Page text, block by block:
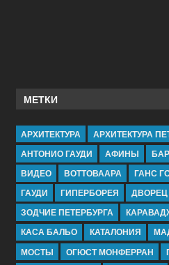
МЕТКИ
АРХИТЕКТУРА
АРХИТЕКТУРА
АНТОНИО ГАУДИ
АФИНЫ
ВИДЕО
ВОТТОВААРА
ГАНС
ГАУДИ
ГИПЕРБОРЕЯ ДВОРЕЦ
ЗОДЧИЕ ПЕТЕРБУРГА
КАСА БАЛЬО
КАТАЛОНИЯ
МОСТЫ
ОГЮСТ МОНФЕРРАН